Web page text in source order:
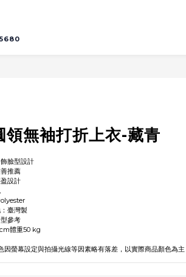
5680
領無袖打折上衣-藏青
飾臉型設計
善推薦
盈設計
：臺灣製
參考
體重50 kg
因螢幕設定與拍攝光線等因素略有落差，以實際商品顏色為主